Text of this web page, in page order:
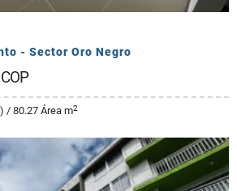
- Sector Oro Negro
COP
/ 80.27 Área m2